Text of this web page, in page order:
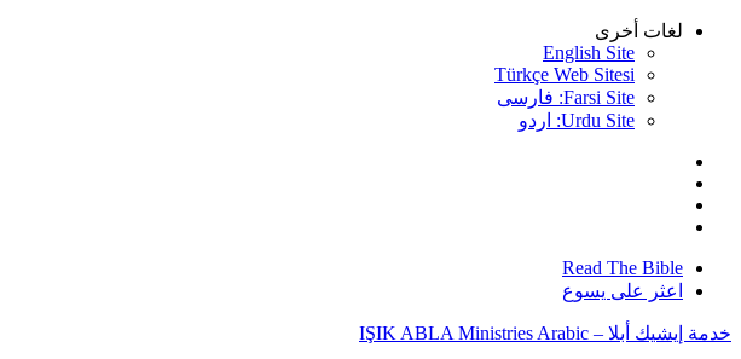
Skip
لغات أخرى
English Site
Türkçe Web Sitesi
Farsi Site: فارسی
Urdu Site: اردو
Read The Bible
اعثر على يسوع
خدمة إيشيك أبلا – IŞIK ABLA Ministries Arabic